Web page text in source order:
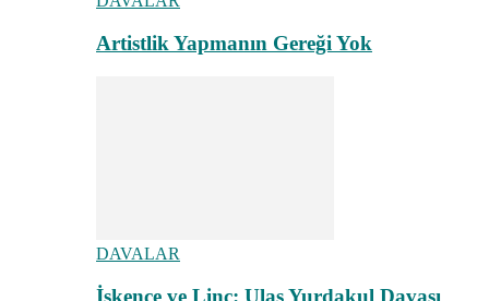
Artistlik Yapmanın Gereği Yok
DAVALAR
İşkence ve Linç: Ulaş Yurdakul Davası